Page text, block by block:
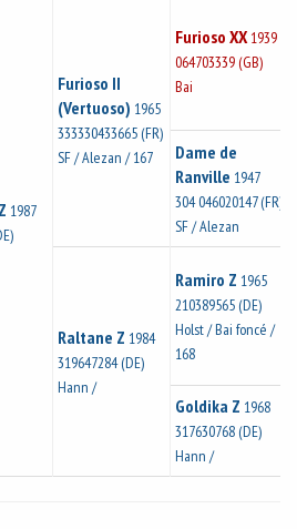
1987
Furioso II
(Vertuoso) 1965
333330433665 (FR)
SF / Alezan / 167
Furioso XX 1939
064703339 (GB)
Bai
Dame de
Ranville 1947
304 046020147 (FR)
SF / Alezan
Raltane Z 1984
319647284 (DE)
Hann /
Ramiro Z 1965
210389565 (DE)
Holst / Bai foncé /
168
Goldika Z 1968
317630768 (DE)
Hann /